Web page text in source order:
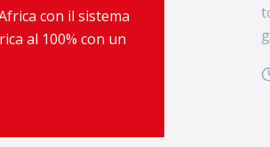
con il sistema
al 100% con un